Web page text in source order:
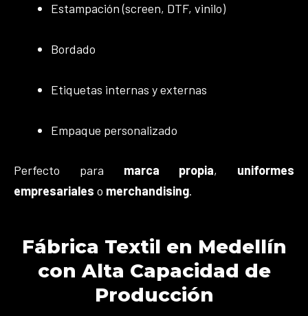
Estampación (screen, DTF, vinilo)
Bordado
Etiquetas internas y externas
Empaque personalizado
Perfecto para marca propia, uniformes
empresariales o merchandising.
Fábrica Textil en Medellín
con Alta Capacidad de
Producción